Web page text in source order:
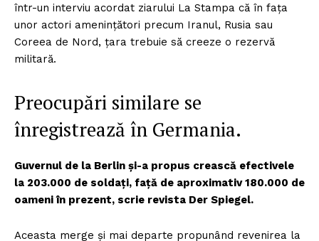
într-un interviu acordat ziarului La Stampa că în fața
unor actori amenințători precum Iranul, Rusia sau
Coreea de Nord, țara trebuie să creeze o rezervă
militară.
Preocupări similare se
înregistrează în Germania.
Guvernul de la Berlin și-a propus crească efectivele
la 203.000 de soldați, față de aproximativ 180.000 de
oameni în prezent, scrie revista Der Spiegel.
Aceasta merge și mai departe propunând revenirea la